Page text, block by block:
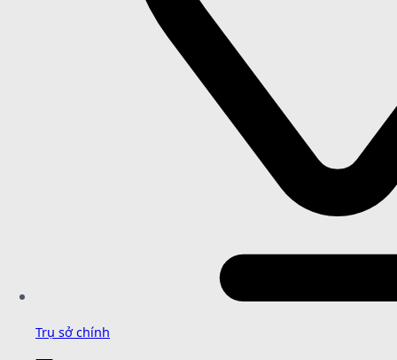
Trụ sở chính